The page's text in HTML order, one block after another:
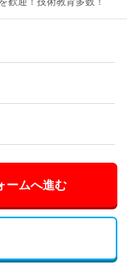
ームへ進む